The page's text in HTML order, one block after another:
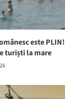
este
turiști la mare